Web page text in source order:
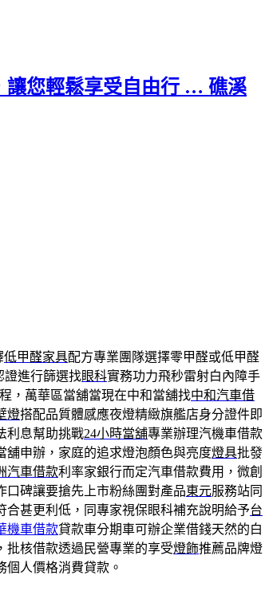
讓您輕鬆享受自由行 … 礁溪
低甲醛家具配方專業團隊選擇零甲醛或低甲醛
證進行篩選找眼科實務功力飛秒雷射白內障手
，萬華區當舖當現在中和當舖找中和汽車借
燈搭配品質體感應夜燈精緻旗艦店身分證件即
利息幫助挑戰24小時當舖專業辦理汽機車借款
舖申辦，家庭的追求燈泡顏色與亮度燈具批發
汽車借款利率家銀行而定汽車借款費用，微創
口碑讓要搶先上市粉絲團對產品東元服務站同
合甚更利低，同專家視保眼科補充說明給予台
機車借款貸款車分期車可辦企業借錢天然的白
批核借款透過民營專業的享受燈飾推薦品牌燈
個人價格消費貸款。